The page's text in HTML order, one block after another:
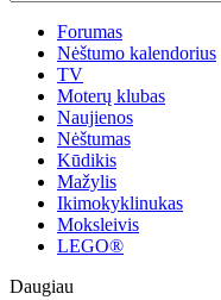
Forumas
Nėštumo kalendorius
TV
Moterų klubas
Naujienos
Nėštumas
Kūdikis
Mažylis
Ikimokyklinukas
Moksleivis
LEGO®
Daugiau